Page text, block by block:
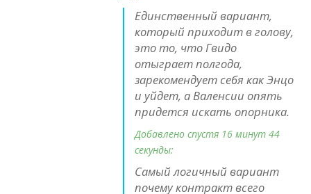
Единственный вариант,
который приходит в голову,
это то, что Гвидо
отыграет полгода,
зарекомендует себя как Энцо
и уйдет, а Валенсии опять
придется искать опорника.
Добавлено спустя 16 минут 44
секунды:
Самый логичный вариант
почему контракт всего